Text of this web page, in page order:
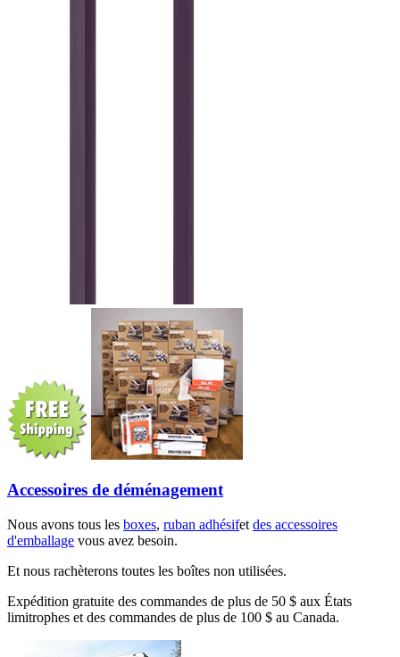
Accessoires de déménagement
Nous avons tous les boxes, ruban adhésifet des accessoires
d'emballage vous avez besoin.
Et nous rachèterons toutes les boîtes non utilisées.
Expédition gratuite des commandes de plus de 50 $ aux États
limitrophes et des commandes de plus de 100 $ au Canada.